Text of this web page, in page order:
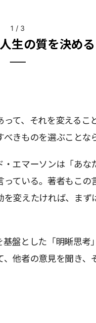
1 / 3
生の質を決める
って、それを変えるこ
きものを選ぶことな
エマーソンは「あな
ている。著者もこの
変えたければ、まず
盤とした「明晰思考
他者の意見を聞き、